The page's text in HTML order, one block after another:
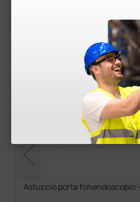
Astuccio porta fonendoscopio